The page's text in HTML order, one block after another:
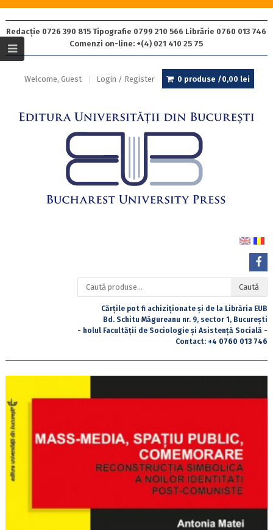
Redacție 0726 390 815 Tipografie 0799 210 566 Librărie 0760 013 746
Comenzi on-line: +(4) 021 410 25 75
Welcome, Guest Login / Register 0 produse /0,00 lei
Caută
după:
Caută
Cărțile pot fi achiziționate și de la Librăria EUB
Bd. Schitu Măgureanu nr. 9, sector 1, București
- holul Facultății de Sociologie și Asistență Socială -
Contact: +4 0760 013 746